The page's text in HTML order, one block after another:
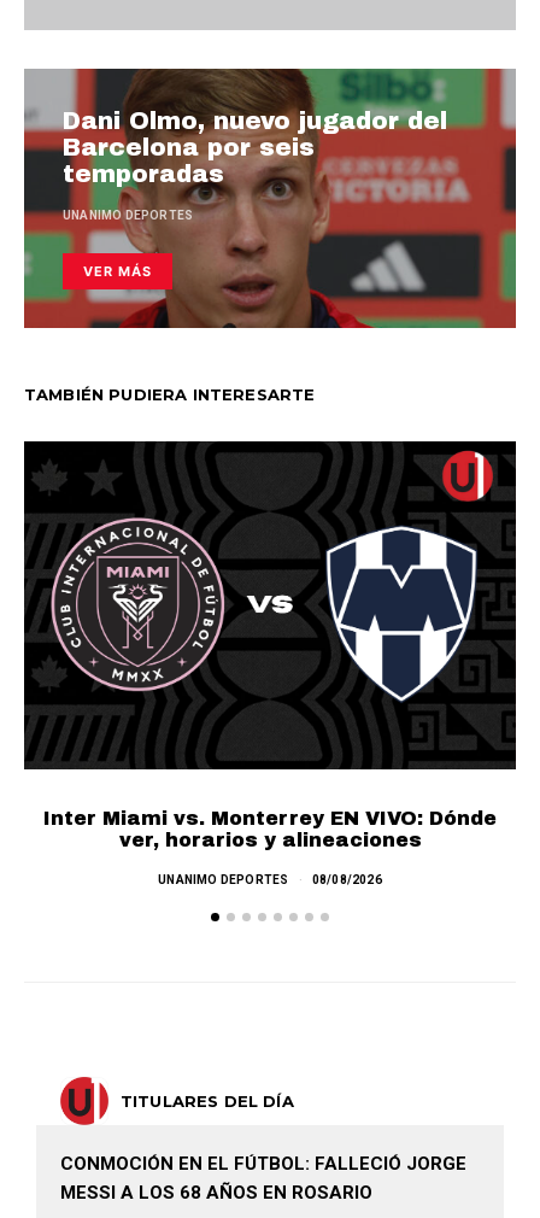
Dani Olmo, nuevo jugador del
Barcelona por seis
temporadas
UNANIMO DEPORTES
VER MÁS
TAMBIÉN PUDIERA INTERESARTE
Inter Miami vs. Monterrey EN VIVO: Dónde
ver, horarios y alineaciones
UNANIMO DEPORTES 08/08/2026
TITULARES DEL DÍA
CONMOCIÓN EN EL FÚTBOL: FALLECIÓ JORGE
MESSI A LOS 68 AÑOS EN ROSARIO